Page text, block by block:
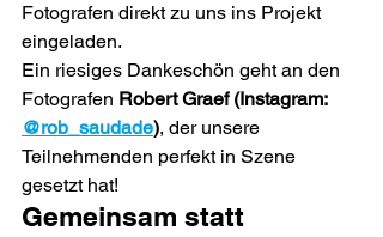
Fotografen direkt zu uns ins Projekt
eingeladen.
Ein riesiges Dankeschön geht an den
Fotografen Robert Graef (Instagram:
@rob_saudade), der unsere
Teilnehmenden perfekt in Szene
gesetzt hat!
Gemeinsam statt